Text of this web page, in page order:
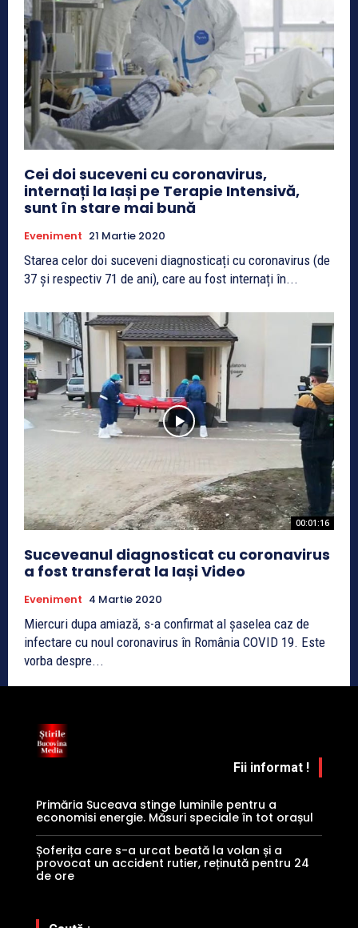
Cei doi suceveni cu coronavirus,
internați la Iași pe Terapie Intensivă,
sunt în stare mai bună
Eveniment 21 Martie 2020
Starea celor doi suceveni diagnosticați cu coronavirus (de
37 și respectiv 71 de ani), care au fost internați în...
00:01:16
Suceveanul diagnosticat cu coronavirus
a fost transferat la Iași Video
Eveniment 4 Martie 2020
Miercuri dupa amiază, s-a confirmat al șaselea caz de
infectare cu noul coronavirus în România COVID 19. Este
vorba despre...
Fii informat !
Primăria Suceava stinge luminile pentru a
economisi energie. Măsuri speciale în tot orașul
Șoferița care s-a urcat beată la volan și a
provocat un accident rutier, reținută pentru 24
de ore